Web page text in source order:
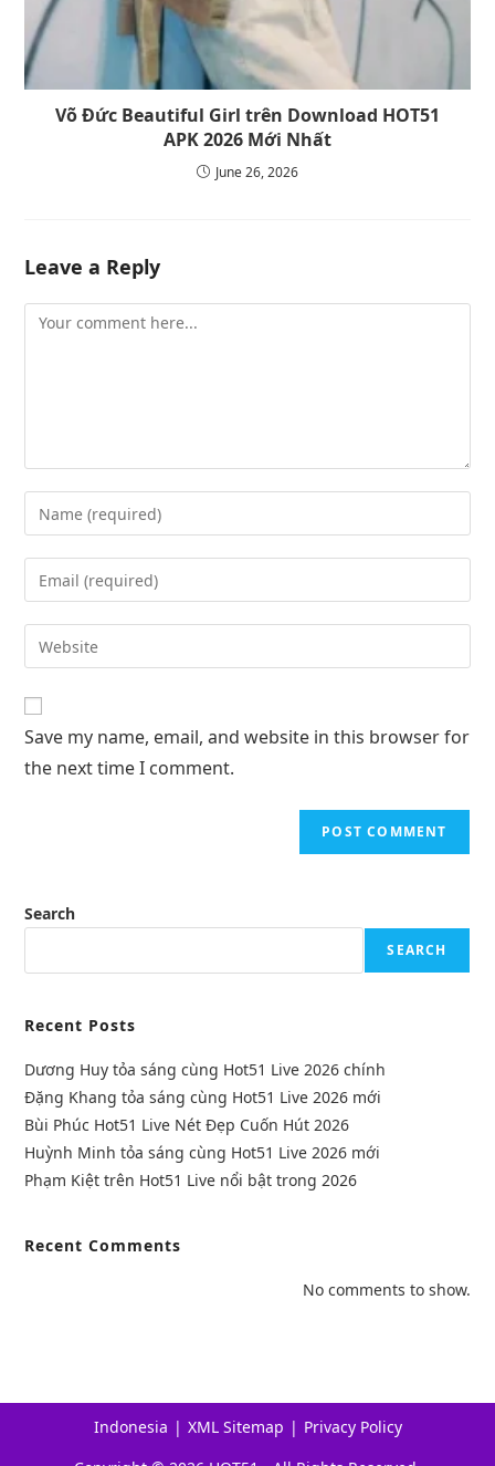
Võ Đức Beautiful Girl trên Download HOT51
APK 2026 Mới Nhất
June 26, 2026
Leave a Reply
Save my name, email, and website in this browser for
the next time I comment.
Search
SEARCH
Recent Posts
Dương Huy tỏa sáng cùng Hot51 Live 2026 chính
Đặng Khang tỏa sáng cùng Hot51 Live 2026 mới
Bùi Phúc Hot51 Live Nét Đẹp Cuốn Hút 2026
Huỳnh Minh tỏa sáng cùng Hot51 Live 2026 mới
Phạm Kiệt trên Hot51 Live nổi bật trong 2026
Recent Comments
No comments to show.
Indonesia XML Sitemap
Privacy Policy